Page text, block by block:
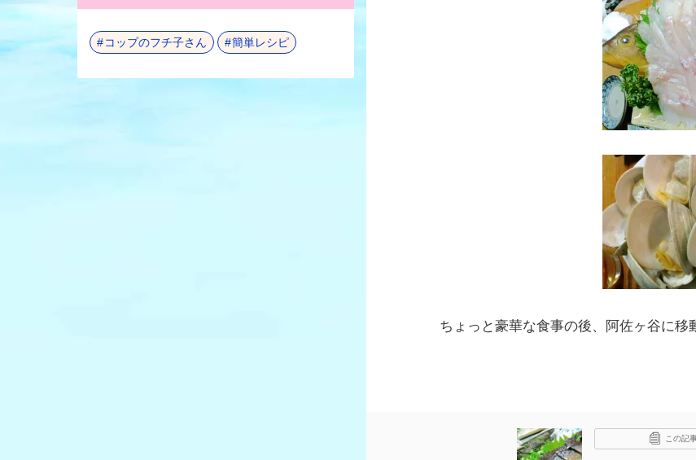
ちょっと豪華な食事の後、阿佐ヶ谷に移
この記
コップのフチ子さん 簡単レシピ